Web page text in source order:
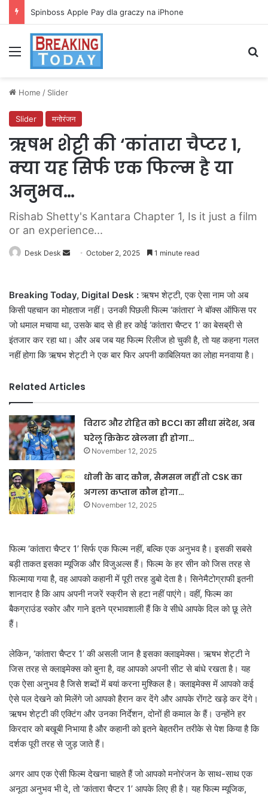
Spinboss Apple Pay dla graczy na iPhone
Menu
Home / Slider
Slider मनोरंजन
ऋषभ शेट्टी की ‘कांतारा चैप्टर 1,
क्या यह सिर्फ एक फिल्म है या
अनुभव…
Rishab Shetty's Kantara Chapter 1, Is it just a film
or an experience...
Desk Desk
SendOctober 2, 2025 1 minute read
Breaking Today, Digital Desk :ऋषभ शेट्टी, एक ऐसा नाम जो अब
किसी पहचान का मोहताज नहीं। उनकी पिछली फिल्म ‘कांतारा’ ने बॉक्स ऑफिस पर
जो धमाल मचाया था, उसके बाद से ही हर कोई ‘कांतारा चैप्टर 1’ का बेसब्री से
इंतजार कर रहा था। और अब जब यह फिल्म रिलीज हो चुकी है, तो यह कहना गलत
नहीं होगा कि ऋषभ शेट्टी ने एक बार फिर अपनी काबिलियत का लोहा मनवाया है।
Related Articles
विराट और रोहित को BCCI का सीधा संदेश, अब
घरेलू क्रिकेट खेलना ही होगा…
November 12, 2025
धोनी के बाद कौन, सैमसन नहीं तो CSK का
अगला कप्तान कौन होगा…
November 12, 2025
फिल्म ‘कांतारा चैप्टर 1’ सिर्फ एक फिल्म नहीं, बल्कि एक अनुभव है। इसकी सबसे
बड़ी ताकत इसका म्यूजिक और विजुअल्स हैं। फिल्म के हर सीन को जिस तरह से
फिल्माया गया है, वह आपको कहानी में पूरी तरह डुबो देता है। सिनेमैटोग्राफी इतनी
शानदार है कि आप अपनी नजरें स्क्रीन से हटा नहीं पाएंगे। वहीं, फिल्म का
बैकग्राउंड स्कोर और गाने इतने प्रभावशाली हैं कि वे सीधे आपके दिल को छू लेते
हैं।
लेकिन, ‘कांतारा चैप्टर 1’ की असली जान है इसका क्लाइमेक्स। ऋषभ शेट्टी ने
जिस तरह से क्लाइमेक्स को बुना है, वह आपको अपनी सीट से बांधे रखता है। यह
एक ऐसा अनुभव है जिसे शब्दों में बयां करना मुश्किल है। क्लाइमेक्स में आपको कई
ऐसे पल देखने को मिलेंगे जो आपको हैरान कर देंगे और आपके रोंगटे खड़े कर देंगे।
ऋषभ शेट्टी की एक्टिंग और उनका निर्देशन, दोनों ही कमाल के हैं। उन्होंने हर
किरदार को बखूबी निभाया है और कहानी को इतने बेहतरीन तरीके से पेश किया है कि
दर्शक पूरी तरह से जुड़ जाते हैं।
अगर आप एक ऐसी फिल्म देखना चाहते हैं जो आपको मनोरंजन के साथ-साथ एक
अनूठा अनुभव भी दे, तो ‘कांतारा चैप्टर 1’ आपके लिए ही है। यह फिल्म म्यूजिक,